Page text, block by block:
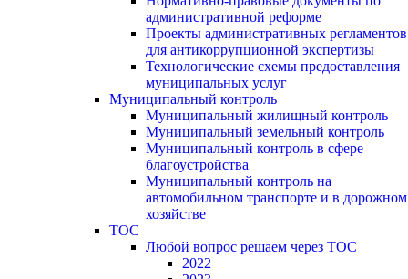
административной реформе
Проекты административных регламентов
для антикоррупционной экспертизы
Технологические схемы предоставления
муниципальных услуг
Муниципальный контроль
Муниципальный жилищный контроль
Муниципальный земельный контроль
Муниципальный контроль в сфере
благоустройства
Муниципальный контроль на
автомобильном транспорте и в дорожном
хозяйстве
ТОС
Любой вопрос решаем через ТОС
2022